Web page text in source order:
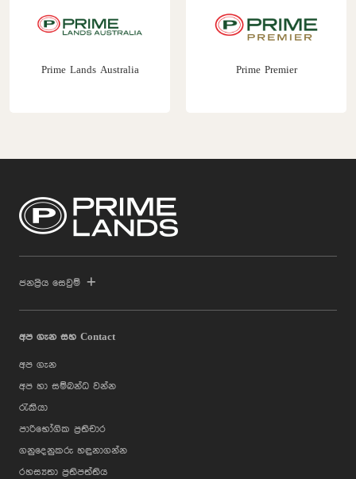
Prime Lands Australia Prime Premier
ජනප්‍රිය සෙවුම්
අප ගැන සහ Contact
අප ගැන
අප හා සම්බන්ධ වන්න
රැකියා
පාරිභෝගික ප්‍රතිචාර
ගනුදෙනුකරු හඳුනාගන්න
රහස්‍යතා ප්‍රතිපත්තිය